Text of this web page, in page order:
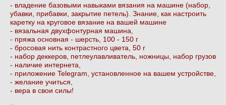
- владение базовыми навыками вязания на машине (набор,
убавки, прибавки, закрытие петель). Знание, как настроить
каретку на круговое вязание на вашей машине
- вязальная двухфонтурная машина,
- пряжа основная - шерсть, 100 - 150 г
- бросовая нить контрастного цвета, 50 г
- набор деккеров, петлеулавливатель, ножницы, набор грузов
- наличие интернета,
- приложение Telegram, установленное на вашем устройстве,
- желание учиться,
- вера в свои силы!